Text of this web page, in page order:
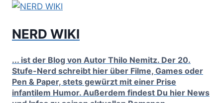
Zum
springen
NERD WIKI
... ist der Blog von Autor Thilo Nemitz. Der 20.
Stufe-Nerd schreibt hier über Filme, Games oder
Pen & Paper, stets gewürzt mit einer Prise
infantilem Humor. Außerdem findest Du hier News